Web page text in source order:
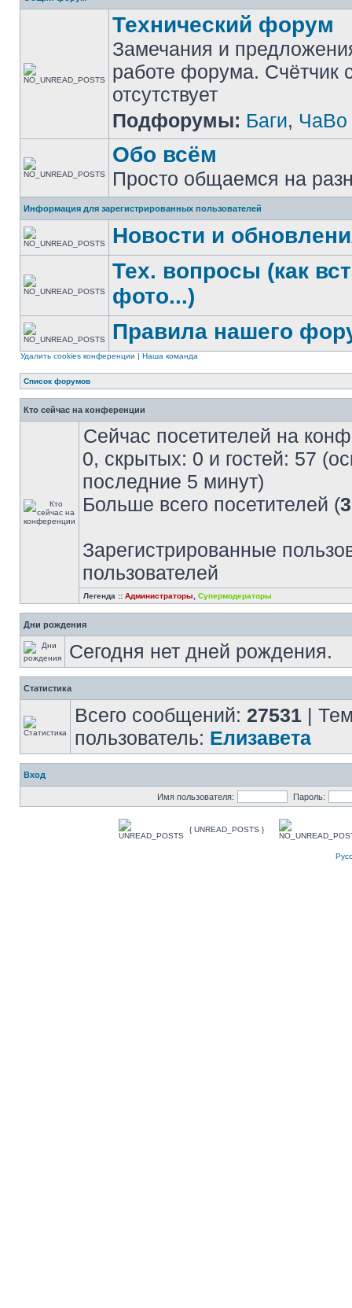
Технический форум
Замечания и
работе форума. Счётчик
отсутствует
Подфорумы: Баги, ЧаВо
Обо всём
Просто общаемся на
Информация для зарегистрированных пользователей
Новости и
Тех. вопросы (как
фото...)
Правила нашего
Удалить cookies конференции | Наша команда
Список форумов
Кто сейчас на конференции
Сейчас посетителей на
0, скрытых: 0 и гостей: 57
последние 5 минут)
Больше всего посетителей (
Зарегистрированные
пользователей
Легенда :: Администраторы Супермодераторы
Дни рождения
Сегодня нет дней рождения.
Статистика
Всего сообщений: 27531 |
пользователь: Елизавета
Вход
Имя пользователя: Пароль:
{ UNREAD_POSTS }